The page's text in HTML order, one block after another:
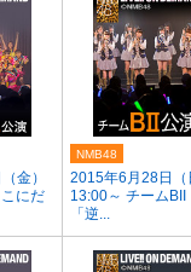
金）
にだ
2015年6月28日（
13:00～ チームBII
「逆...
NMB48